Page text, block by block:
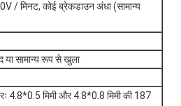
/ मिनट, कोई ब्रेकडाउन अंधा (सामान्य
या सामान्य रूप से खुला
4.8*0.5 मिमी और 4.8*0.8 मिमी की 187